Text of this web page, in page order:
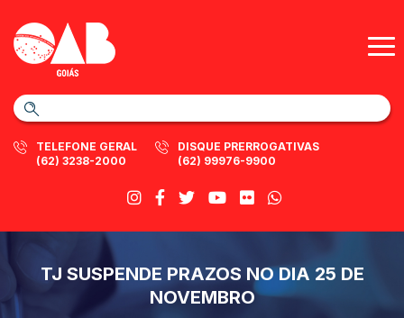
TELEFONE GERAL
(62) 3238-2000
DISQUE PRERROGATIVAS
(62) 99976-9900
TJ SUSPENDE PRAZOS NO DIA 25 DE
NOVEMBRO